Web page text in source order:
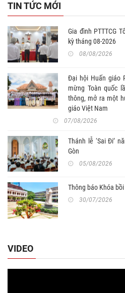
TIN TỨC MỚI
Gia đình PTTTCG
kỳ tháng 08-2026
08/08/2026
Đại hội Huấn giáo
mừng Toàn quốc
thông, mở ra một
giáo Việt Nam
07/08/2026
Thánh lễ ‘Sai Đi’
Gòn
05/08/2026
Thông báo Khóa
30/07/2026
VIDEO